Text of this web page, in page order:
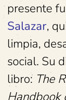
presente
Salazar,
limpia,
social. Su
libro: The
Handbook